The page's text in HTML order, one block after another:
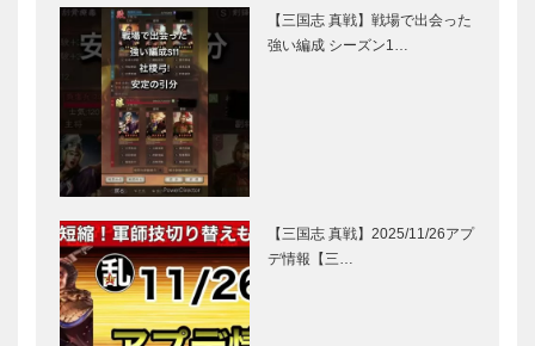
【三国志 真戦】戦場で出会った
強い編成 シーズン1…
【三国志 真戦】2025/11/26アプ
デ情報【三…